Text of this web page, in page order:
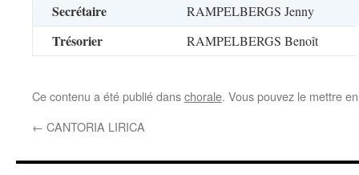
Secrétaire RAMPELBERGS Jenny
Trésorier RAMPELBERGS Benoît
Ce contenu a été publié danschorale. Vous pouvez le mettre
← CANTORIA LIRICA